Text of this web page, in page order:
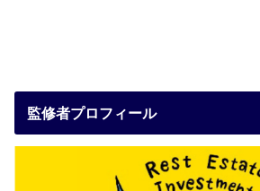
監修者プロフィール